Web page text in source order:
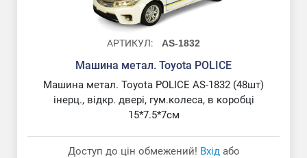
АРТИКУЛ: AS-1832
Машина метал. Toyota POLICE
Машина метал. Toyota POLICE AS-1832 (48шт)
інерц., відкр. двері, гум.колеса, в коробці
15*7.5*7см
Доступ до цін обмежений! Вхід або